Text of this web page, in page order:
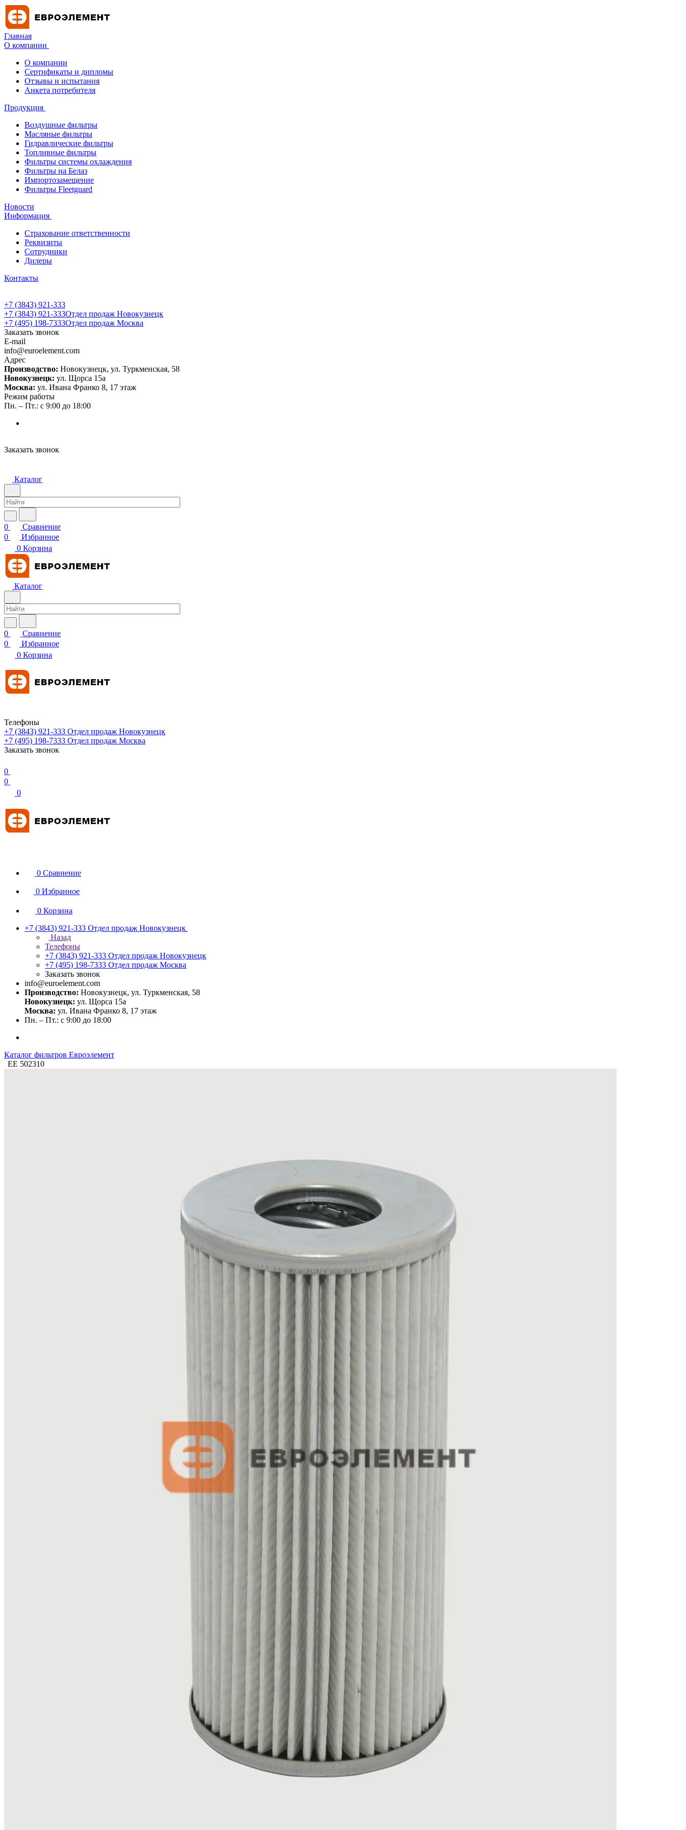
Главная
О компании
О компании
Сертификаты и дипломы
Отзывы и испытания
Анкета потребителя
Продукция
Воздушные фильтры
Масляные фильтры
Гидравлические фильтры
Топливные фильтры
Фильтры системы охлаждения
Фильтры на Белаз
Импортозамещение
Фильтры Fleetguard
Новости
Информация
Страхование ответственности
Реквизиты
Сотрудники
Дилеры
Контакты
+7 (3843) 921-333
+7 (3843) 921-333Отдел продаж Новокузнецк
+7 (495) 198-7333Отдел продаж Москва
Заказать звонок
E-mail
info@euroelement.com
Адрес
Производство: Новокузнецк, ул. Туркменская, 58
Новокузнецк: ул. Щорса 15а
Москва: ул. Ивана Франко 8, 17 этаж
Режим работы
Пн. – Пт.: с 9:00 до 18:00
Заказать звонок
Каталог
0
Сравнение
0
Избранное
0 Корзина
Каталог
0
Сравнение
0
Избранное
0 Корзина
Телефоны
+7 (3843) 921-333 Отдел продаж Новокузнецк
+7 (495) 198-7333 Отдел продаж Москва
Заказать звонок
0
0
0
0 Сравнение
0 Избранное
0 Корзина
+7 (3843) 921-333 Отдел продаж Новокузнецк
Назад
Телефоны
+7 (3843) 921-333 Отдел продаж Новокузнецк
+7 (495) 198-7333 Отдел продаж Москва
Заказать звонок
info@euroelement.com
Производство: Новокузнецк, ул. Туркменская, 58
Новокузнецк: ул. Щорса 15а
Москва: ул. Ивана Франко 8, 17 этаж
Пн. – Пт.: с 9:00 до 18:00
Каталог фильтров Евроэлемент
ЕЕ 502310